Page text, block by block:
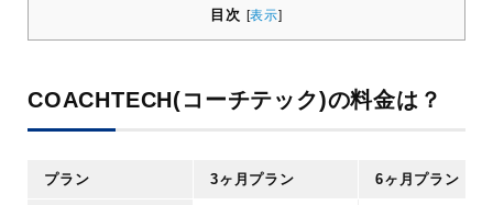
目次 [表示]
COACHTECH(コーチテック)の料金は？
プラン 3ヶ月プラン 6ヶ月プラン